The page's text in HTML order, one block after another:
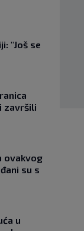
"Još se
završili
ovakvog
su s
u